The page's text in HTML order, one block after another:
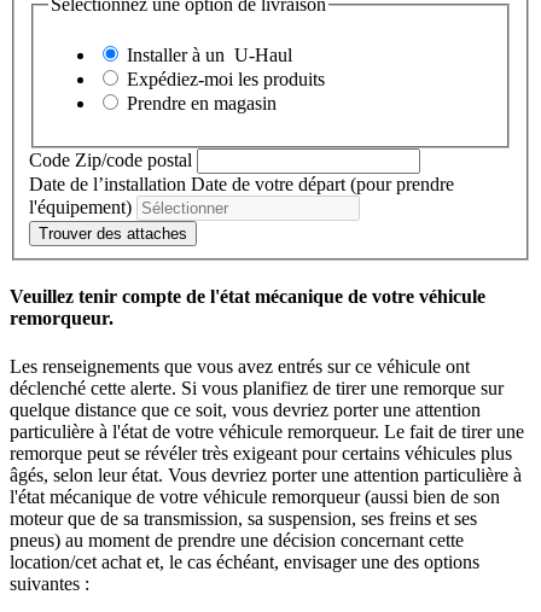
Sélectionnez une option de livraison
Installer à un U-Haul
Expédiez-moi les produits
Prendre en magasin
Code Zip/code postal
Date de l’installation Date de votre départ (pour prendre
l'équipement)
Trouver des attaches
Veuillez tenir compte de l'état mécanique de votre véhicule
remorqueur.
Les renseignements que vous avez entrés sur ce véhicule ont
déclenché cette alerte. Si vous planifiez de tirer une remorque sur
quelque distance que ce soit, vous devriez porter une attention
particulière à l'état de votre véhicule remorqueur. Le fait de tirer une
remorque peut se révéler très exigeant pour certains véhicules plus
âgés, selon leur état. Vous devriez porter une attention particulière à
l'état mécanique de votre véhicule remorqueur (aussi bien de son
moteur que de sa transmission, sa suspension, ses freins et ses
pneus) au moment de prendre une décision concernant cette
location/cet achat et, le cas échéant, envisager une des options
suivantes :